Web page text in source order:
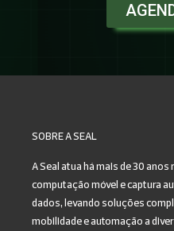
SOBRE A SEAL
A Seal atua há mais de 30 anos
computação móvel e captura
dados, levando soluções
mobilidade e automação a